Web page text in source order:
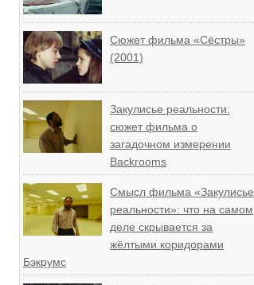
Сюжет фильма «Сёстры»
(2001)
Закулисье реальности:
сюжет фильма о
загадочном измерении
Backrooms
Смысл фильма «Закулисье
реальности»: что на самом
деле скрывается за
жёлтыми коридорами
Бэкрумс